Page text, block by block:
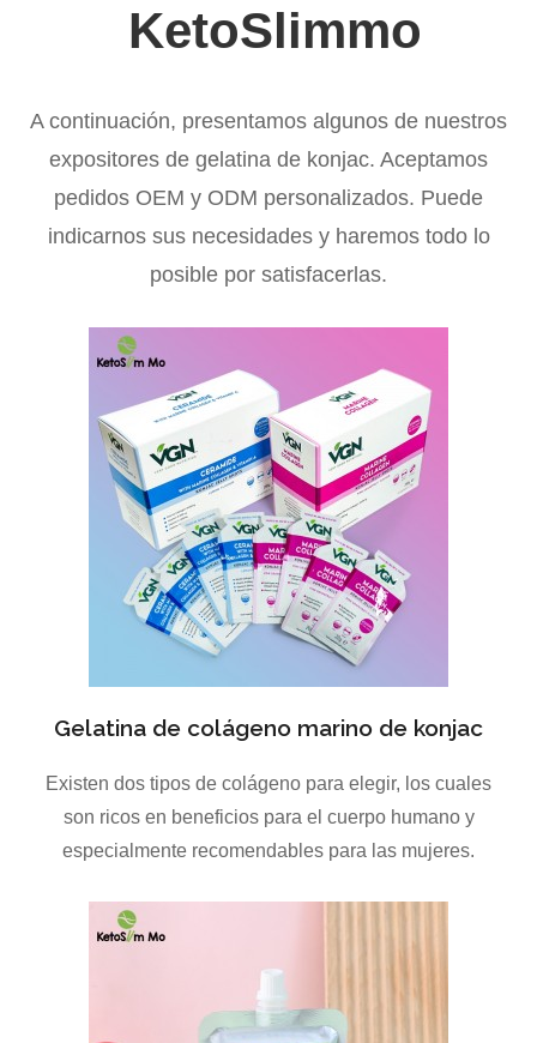
KetoSlimmo
A continuación, presentamos algunos de nuestros
expositores de gelatina de konjac. Aceptamos
pedidos OEM y ODM personalizados. Puede
indicarnos sus necesidades y haremos todo lo
posible por satisfacerlas.
Gelatina de colágeno marino de konjac
Existen dos tipos de colágeno para elegir, los cuales
son ricos en beneficios para el cuerpo humano y
especialmente recomendables para las mujeres.